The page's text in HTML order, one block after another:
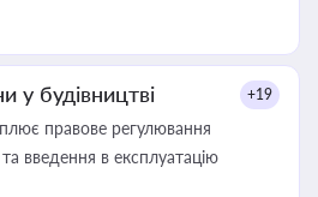
у будівництві +19
правове регулювання
введення в експлуатацію